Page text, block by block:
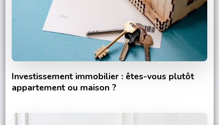
Investissement immobilier : êtes-vous plutôt
appartement ou maison ?